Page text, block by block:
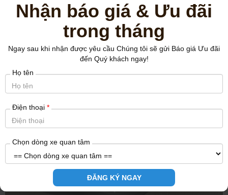
Thân xe mượt mà
Nhận báo giá & Ưu đãi
trong tháng
Ngay sau khi nhận được yêu cầu Chúng tôi sẽ gửi Báo giá Ưu đãi
đến Quý khách ngay!
Họ tên
Điện thoại *
Chọn dòng xe quan tâm
ĐĂNG KÝ NGAY